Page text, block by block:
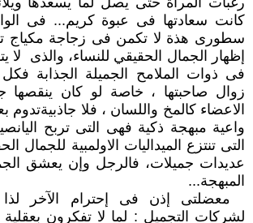
كانت سعادتها فى عبوة كريم... فى
سطورى هذة لا تكمن فى زجاجة مكياج
إظهار الجمال الحقيقي للنساء، والذى لا
فى ذوات الملامح الجميلة الجذابة
زوال صاحبتها ، خاصة لو كان ينقصها
الاعضاء كالمخ واللسان ، فلا جاذبيةتدوم
واعية مبهجة ذكية فهى التى تربح
التى تنتزع الميداليات الاولمبية للجمال
عديدات جميلات، فالرجل وإن يعشق
المبهجة...
معضلتى إذن فى إحترام الآخر
لشركات التجميل : لما لا تفكرون بعقلية